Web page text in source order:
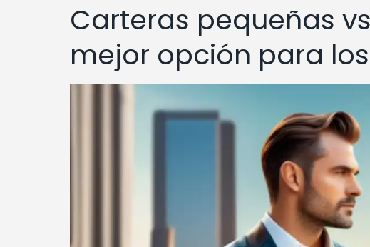
Carteras pequeñas
mejor opción para